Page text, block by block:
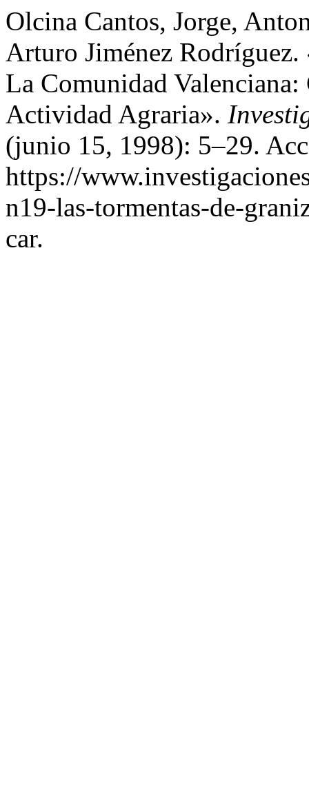
Olcina Cantos, Jorge,
Arturo Jiménez Rodríguez.
La Comunidad
Actividad Agraria».
(junio 15, 1998): 5–29.
https://
n19-las-tormentas-de-
car.